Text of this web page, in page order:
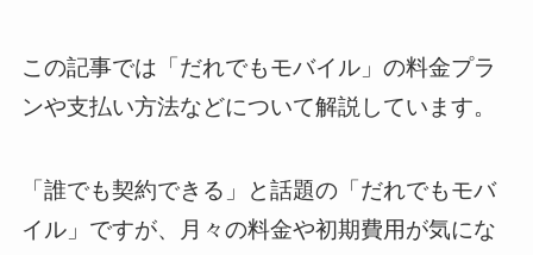
この記事では「だれでもモバイル」の料金プラ
ンや支払い方法などについて解説しています。
「誰でも契約できる」と話題の「だれでもモバ
イル」ですが、月々の料金や初期費用が気にな